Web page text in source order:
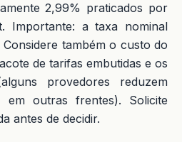
2,99% praticados por
Importante: a taxa nominal
também o custo do
de tarifas embutidas e os
provedores reduzem
outras frentes). Solicite
antes de decidir.